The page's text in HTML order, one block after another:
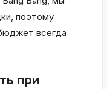
поэтому
всегда
при